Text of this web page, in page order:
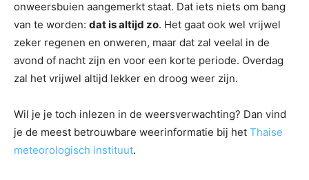
onweersbuien aangemerkt staat. Dat iets niets om bang
van te worden: dat is altijd zo. Het gaat ook wel vrijwel
zeker regenen en onweren, maar dat zal veelal in de
avond of nacht zijn en voor een korte periode. Overdag
zal het vrijwel altijd lekker en droog weer zijn.
Wil je je toch inlezen in de weersverwachting? Dan vind
je de meest betrouwbare weerinformatie bij het Thaise
meteorologisch instituut.